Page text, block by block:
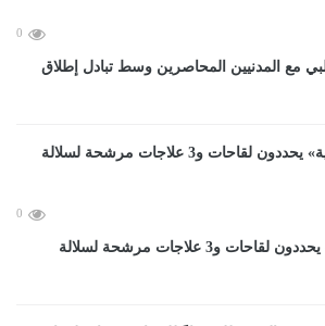
0
مع المدنيين المحاصرين وسط تبادل إطلاق
0
خبراء «الصحة العالمية» يحددون لقاحات و3 علاجات مرشحة لسلالة